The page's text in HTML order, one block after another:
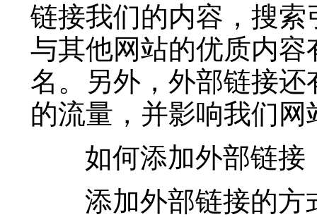
链接我们的内容，搜
与其他网站的优质内
名。另外，外部链接
的流量，并影响我们网
如何添加外部链接
添加外部链接的方